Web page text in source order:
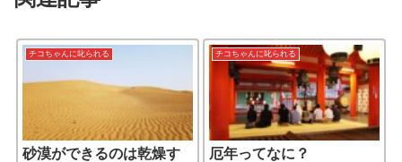
チコちゃんに叱られる
砂漠ができるのは乾燥す
チコちゃんに叱られる
厄年ってなに？